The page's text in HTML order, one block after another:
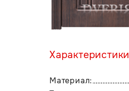
Характеристики
Материал: